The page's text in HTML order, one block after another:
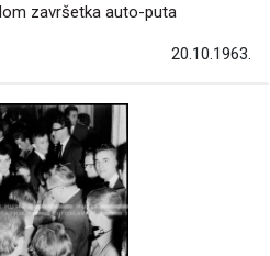
završetka auto-puta
20.10.1963.